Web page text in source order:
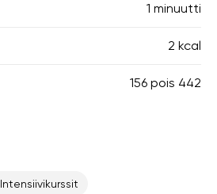
1 minuutti
2 kcal
156 pois 442
Intensiivikurssit